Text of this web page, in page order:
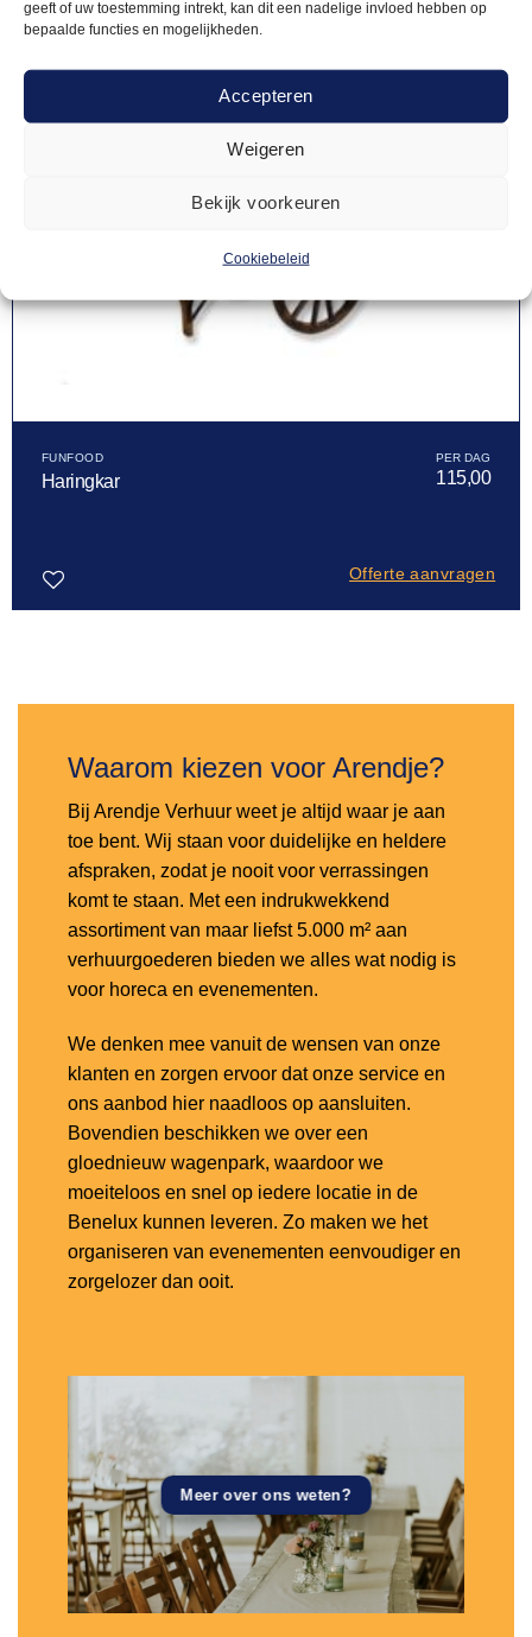
geeft of uw toestemming intrekt, kan dit een nadelige invloed hebben op
bepaalde functies en mogelijkheden.
Accepteren
Weigeren
Bekijk voorkeuren
Cookiebeleid
FUNFOOD
Haringkar 115,00
Offerte aanvragen
Waarom kiezen voor Arendje?
Bij Arendje Verhuur weet je altijd waar je aan
toe bent. Wij staan voor duidelijke en heldere
afspraken, zodat je nooit voor verrassingen
komt te staan. Met een indrukwekkend
assortiment van maar liefst 5.000 m² aan
verhuurgoederen bieden we alles wat nodig is
voor horeca en evenementen.
We denken mee vanuit de wensen van onze
klanten en zorgen ervoor dat onze service en
ons aanbod hier naadloos op aansluiten.
Bovendien beschikken we over een
gloednieuw wagenpark, waardoor we
moeiteloos en snel op iedere locatie in de
Benelux kunnen leveren. Zo maken we het
organiseren van evenementen eenvoudiger en
zorgelozer dan ooit.
Meer over ons weten?